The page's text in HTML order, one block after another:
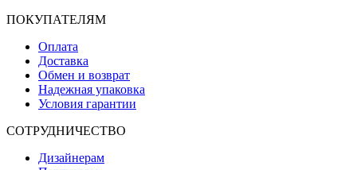
ПОКУПАТЕЛЯМ
Оплата
Доставка
Обмен и возврат
Надежная упаковка
Условия гарантии
СОТРУДНИЧЕСТВО
Дизайнерам